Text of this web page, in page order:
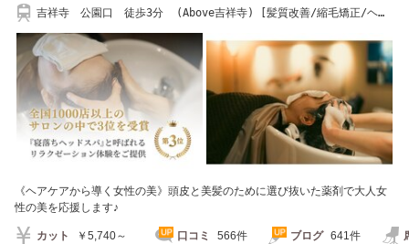
吉祥寺 公園口 徒歩3分 (Above吉祥寺) [髪質改善/縮毛矯正/ヘッ
《ヘアケアから導く女性の美》頭皮と美髪のために選び抜いた薬剤で大人女
性の美を応援します♪
カット ￥5,740～ 口コミ 566件 ブログ 641件